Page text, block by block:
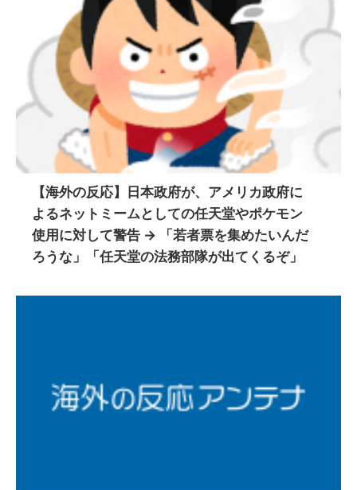
【海外の反応】日本政府が、アメリカ政府に
よるネットミームとしての任天堂やポケモン
使用に対して警告 → 「若者票を集めたいんだ
ろうな」「任天堂の法務部隊が出てくるぞ」